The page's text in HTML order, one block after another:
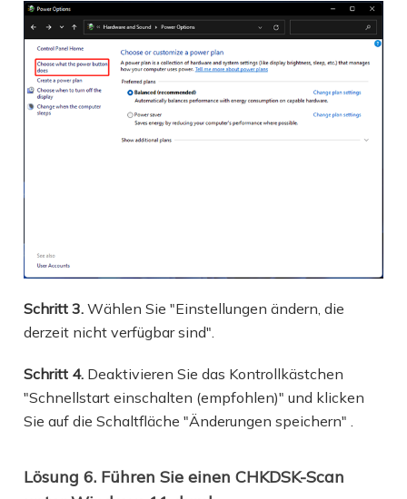
Schritt 3. Wählen Sie "Einstellungen ändern, die
derzeit nicht verfügbar sind".
Schritt 4. Deaktivieren Sie das Kontrollkästchen
"Schnellstart einschalten (empfohlen)" und klicken
Sie auf die Schaltfläche "Änderungen speichern" .
Lösung 6. Führen Sie einen CHKDSK-Scan